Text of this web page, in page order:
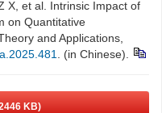
X, et al. Intrinsic Impact of
on Quantitative
and Applications,
. (in Chinese).
KB)